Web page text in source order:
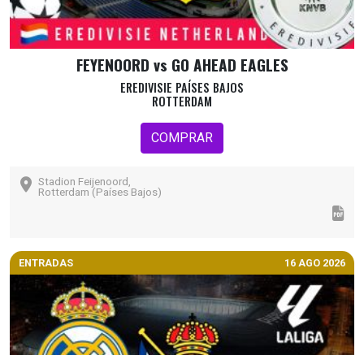
FEYENOORD vs GO AHEAD EAGLES
EREDIVISIE PAÍSES BAJOS
ROTTERDAM
COMPRAR
Stadion Feijenoord,
Rotterdam (Países Bajos)
ENTRADAS 16 AGO 2026